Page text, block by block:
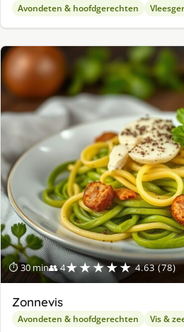
Avondeten & hoofdgerechten
⏱ 30 min👥 4★★★★★ 4.63 (78)
Zonnevis
Avondeten & hoofdgerechten Vis &